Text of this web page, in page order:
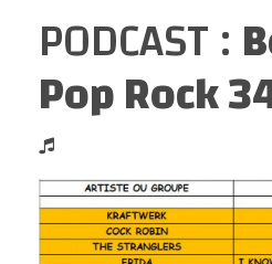
PODCAST :
Pop Rock